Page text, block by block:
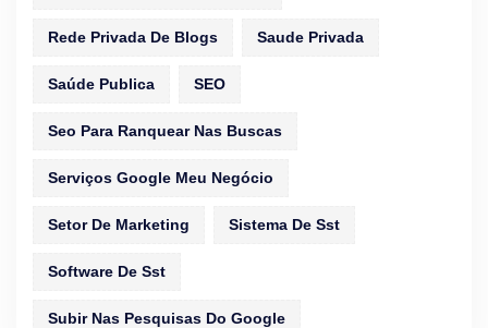
Rede Privada De Blogs Saude Privada
Saúde Publica SEO
Seo Para Ranquear Nas Buscas
Serviços Google Meu Negócio
Setor De Marketing Sistema De Sst
Software De Sst
Subir Nas Pesquisas Do Google